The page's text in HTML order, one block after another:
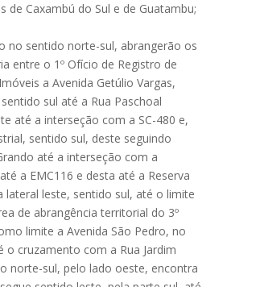
Caxambú do Sul e de Guatambu;
no sentido norte-sul, abrangerão os
entre o 1º Ofício de Registro de
a Avenida Getúlio Vargas,
sul até a Rua Paschoal
até a interseção com a SC-480 e,
sentido sul, deste seguindo
até a interseção com a
a EMC116 e desta até a Reserva
lateral leste, sentido sul, até o limite
de abrangência territorial do 3º
limite a Avenida São Pedro, no
cruzamento com a Rua Jardim
norte-sul, pelo lado oeste, encontra